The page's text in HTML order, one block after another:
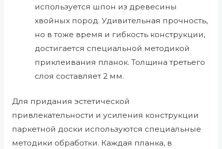
используется шпон из древесины
хвойных пород. Удивительная прочность,
но в тоже время и гибкость конструкции,
достигается специальной методикой
приклеивания планок. Толщина третьего
слоя составляет 2 мм.
Для придания эстетической
привлекательности и усиления конструкции
паркетной доски используются специальные
методики обработки. Каждая планка, в